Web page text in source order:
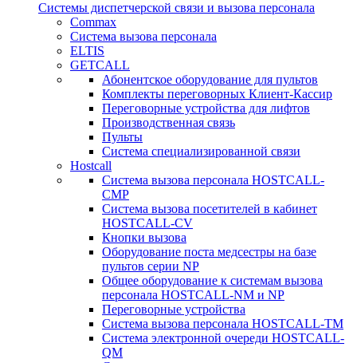
Системы диспетчерской связи и вызова персонала
Commax
Cистема вызова персонала
ELTIS
GETCALL
Абонентское оборудование для пультов
Комплекты переговорных Клиент-Кассир
Переговорные устройства для лифтов
Производственная связь
Пульты
Система специализированной связи
Hostcall
Cистема вызова персонала HOSTCALL-
CMP
Cистема вызова посетителей в кабинет
HOSTCALL-CV
Кнопки вызова
Оборудование поста медсестры на базе
пультов серии NP
Общее оборудование к системам вызова
персонала HOSTCALL-NM и NP
Переговорные устройства
Система вызова персонала HOSTCALL-TM
Система электронной очереди HOSTCALL-
QM